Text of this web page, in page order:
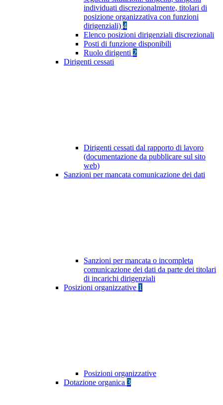
individuati discrezionalmente, titolari di
posizione organizzativa con funzioni
dirigenziali) 4
Elenco posizioni dirigenziali discrezionali
Posti di funzione disponibili
Ruolo dirigenti 2
Dirigenti cessati
Dirigenti cessati dal rapporto di lavoro
(documentazione da pubblicare sul sito
web)
Sanzioni per mancata comunicazione dei dati
Sanzioni per mancata o incompleta
comunicazione dei dati da parte dei titolari
di incarichi dirigenziali
Posizioni organizzative 1
Posizioni organizzative
Dotazione organica 3